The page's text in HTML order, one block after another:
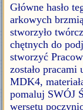
Główne hasło
arkowych
stworzyło
chętnych do
stworzyć
zostało
MDK4,
pomaluj SWÓJ
wersetu